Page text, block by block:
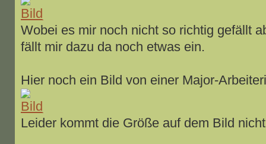
Wobei es mir noch nicht so richtig gefällt
fällt mir dazu da noch etwas ein.
Hier noch ein Bild von einer Major-
Leider kommt die Größe auf dem Bild